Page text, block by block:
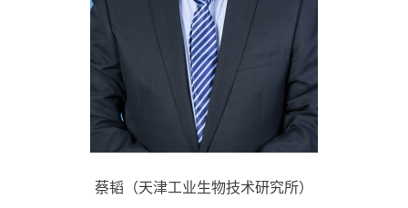
蔡韬（天津工业生物技术研究所）